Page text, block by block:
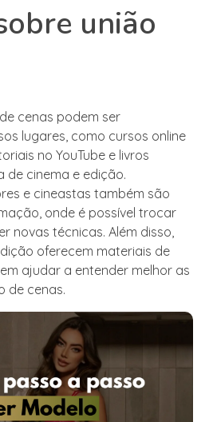
união
cenas podem ser
lugares, como cursos online
no YouTube e livros
de cinema e edição.
e cineastas também são
onde é possível trocar
novas técnicas. Além disso,
oferecem materiais de
ajudar a entender melhor as
de cenas.